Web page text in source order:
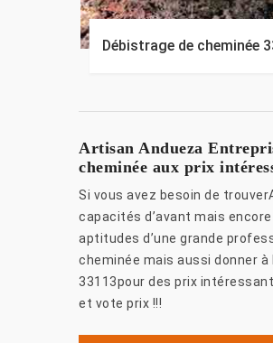
Débistrage de cheminée
Artisan Andueza
cheminée aux prix
Si vous avez besoin de
capacités d’avant mais
aptitudes d’une grande
cheminée mais aussi donner
33113pour des prix
et vote prix !!!